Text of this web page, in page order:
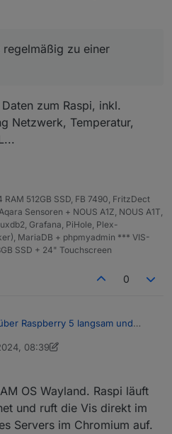
quasi geteilt wird, eine Seite
Tabelle und die andere Ansicht
Navs und eine Tabelle. Im
allerdings nicht mehr viel
LED-Anzeige mit einem Binding.
nur am Raspi kommt es
regelmäßig zu einer
zum Raspi, inkl.
Netzwerk, Temperatur,
RAM 512GB SSD, FB 7490, FritzDect
Sensoren + NOUS A1Z, NOUS A1T,
Grafana, PiHole, Plex-
MariaDB + phpmyadmin *** VIS-
SSD + 24" Touchscreen
0
Raspberry 5 langsam und
Daten zum Raspi, inkl.
Netzwerk, Temperatur,
08:39
12. Apr. 2024, 09:40
OS Wayland. Raspi läuft
und ruft die Vis direkt im
Servers im Chromium auf.